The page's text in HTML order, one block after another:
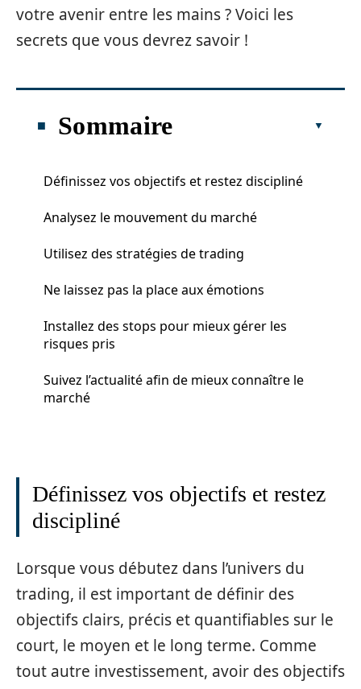
votre avenir entre les mains ? Voici les
secrets que vous devrez savoir !
Sommaire
Définissez vos objectifs et restez discipliné
Analysez le mouvement du marché
Utilisez des stratégies de trading
Ne laissez pas la place aux émotions
Installez des stops pour mieux gérer les
risques pris
Suivez l’actualité afin de mieux connaître le
marché
Définissez vos objectifs et restez
discipliné
Lorsque vous débutez dans l’univers du
trading, il est important de définir des
objectifs clairs, précis et quantifiables sur le
court, le moyen et le long terme. Comme
tout autre investissement, avoir des objectifs